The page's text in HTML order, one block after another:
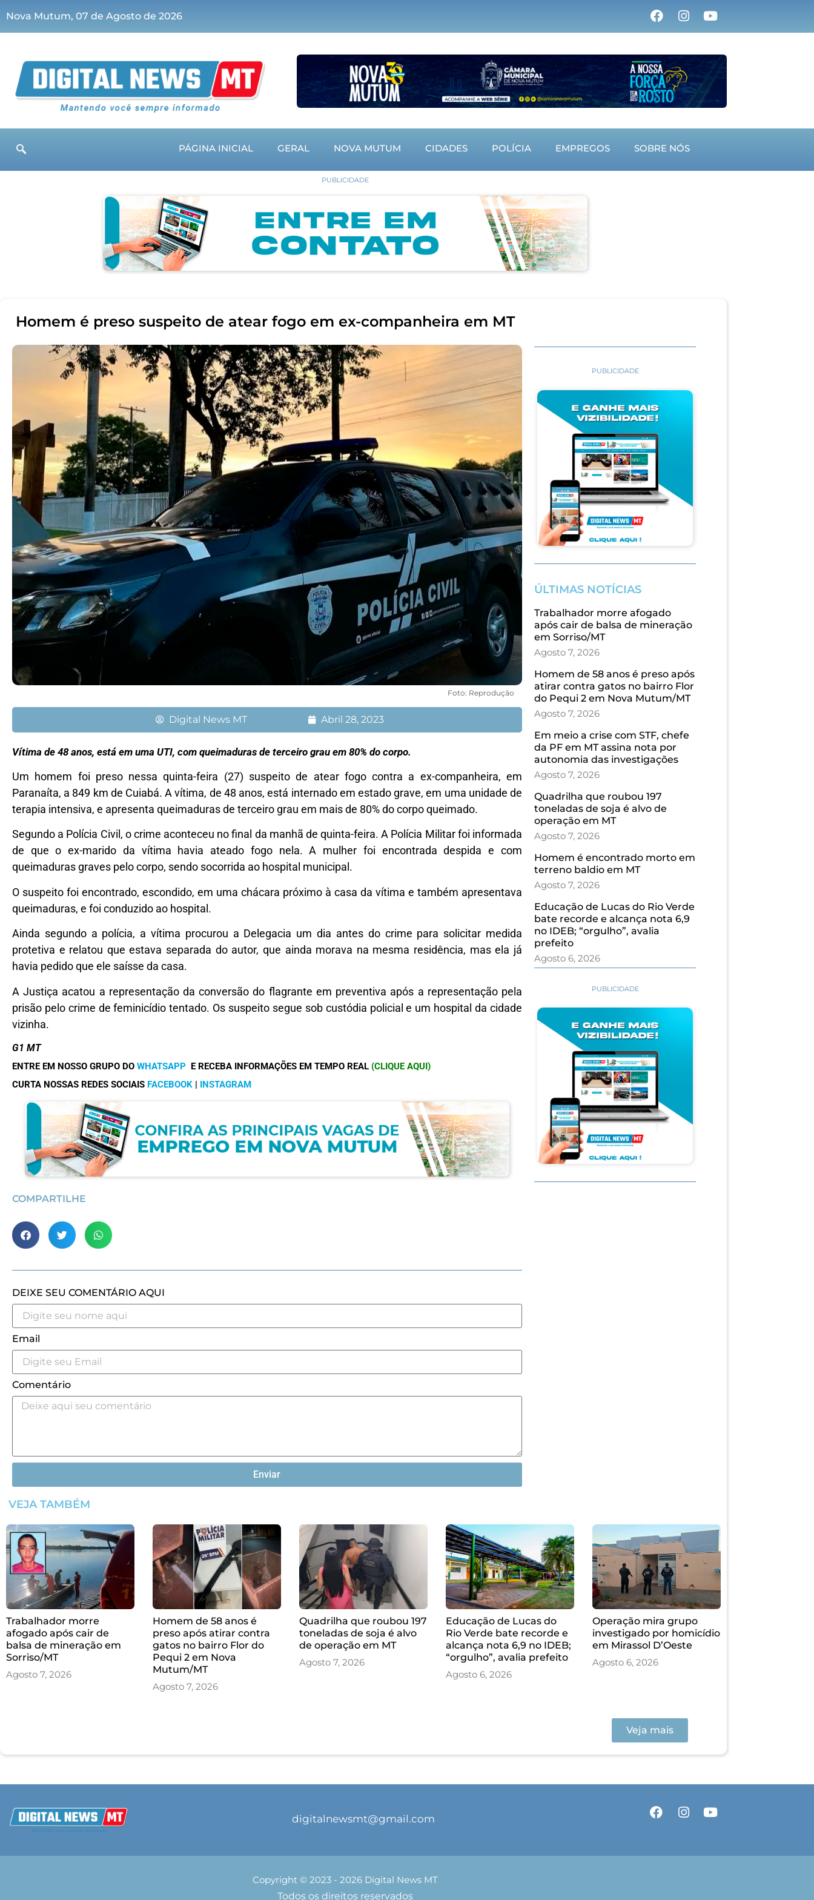
Nova Mutum, 07 de Agosto de 2026
PÁGINA INICIAL GERAL NOVA MUTUM CIDADES POLÍCIA EMPREGOS SOBRE NÓS
PUBLICIDADE
Homem é preso suspeito de atear fogo em ex-companheira em MT
Foto: Reprodução
Digital News MT Abril 28, 2023
Vítima de 48 anos, está em uma UTI, com queimaduras de terceiro grau em 80% do corpo.
Um homem foi preso nessa quinta-feira (27) suspeito de atear fogo contra a ex-companheira, em
Paranaíta, a 849 km de Cuiabá. A vítima, de 48 anos, está internado em estado grave, em uma unidade de
terapia intensiva, e apresenta queimaduras de terceiro grau em mais de 80% do corpo queimado.
Segundo a Polícia Civil, o crime aconteceu no final da manhã de quinta-feira. A Polícia Militar foi informada
de que o ex-marido da vítima havia ateado fogo nela. A mulher foi encontrada despida e com
queimaduras graves pelo corpo, sendo socorrida ao hospital municipal.
O suspeito foi encontrado, escondido, em uma chácara próximo à casa da vítima e também apresentava
queimaduras, e foi conduzido ao hospital.
Ainda segundo a polícia, a vítima procurou a Delegacia um dia antes do crime para solicitar medida
protetiva e relatou que estava separada do autor, que ainda morava na mesma residência, mas ela já
havia pedido que ele saísse da casa.
A Justiça acatou a representação da conversão do flagrante em preventiva após a representação pela
prisão pelo crime de feminicídio tentado. Os suspeito segue sob custódia policial e um hospital da cidade
vizinha.
G1 MT
ENTRE EM NOSSO GRUPO DO WHATSAPP E RECEBA INFORMAÇÕES EM TEMPO REAL (CLIQUE AQUI)
CURTA NOSSAS REDES SOCIAIS FACEBOOK | INSTAGRAM
COMPARTILHE
DEIXE SEU COMENTÁRIO AQUI
Email
Comentário
Enviar
PUBLICIDADE
ÚLTIMAS NOTÍCIAS
Trabalhador morre afogado
após cair de balsa de mineração
em Sorriso/MT
Agosto 7, 2026
Homem de 58 anos é preso após
atirar contra gatos no bairro Flor
do Pequi 2 em Nova Mutum/MT
Agosto 7, 2026
Em meio a crise com STF, chefe
da PF em MT assina nota por
autonomia das investigações
Agosto 7, 2026
Quadrilha que roubou 197
toneladas de soja é alvo de
operação em MT
Agosto 7, 2026
Homem é encontrado morto em
terreno baldio em MT
Agosto 7, 2026
Educação de Lucas do Rio Verde
bate recorde e alcança nota 6,9
no IDEB; “orgulho”, avalia
prefeito
Agosto 6, 2026
PUBLICIDADE
VEJA TAMBÉM
Trabalhador morre
afogado após cair de
balsa de mineração em
Sorriso/MT
Agosto 7, 2026
Homem de 58 anos é
preso após atirar contra
gatos no bairro Flor do
Pequi 2 em Nova
Mutum/MT
Agosto 7, 2026
Quadrilha que roubou 197
toneladas de soja é alvo
de operação em MT
Agosto 7, 2026
Educação de Lucas do
Rio Verde bate recorde e
alcança nota 6,9 no IDEB;
“orgulho”, avalia prefeito
Agosto 6, 2026
Operação mira grupo
investigado por homicídio
em Mirassol D’Oeste
Agosto 6, 2026
Veja mais
digitalnewsmt@gmail.com
Copyright © 2023 - 2026 Digital News MT
Todos os direitos reservados